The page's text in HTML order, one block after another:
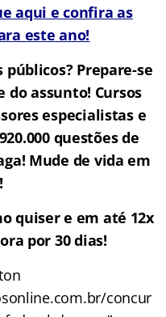
aqui e confira as
este ano!
públicos? Prepare-se
assunto! Cursos
especialistas e
questões de
Mude de vida em
quiser e em até 12x
por 30 dias!
concur